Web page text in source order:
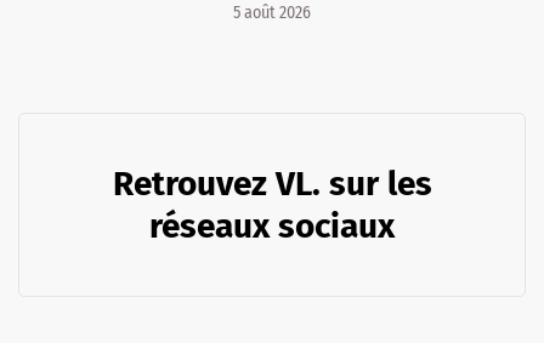
5 août 2026
Retrouvez VL. sur les
réseaux sociaux